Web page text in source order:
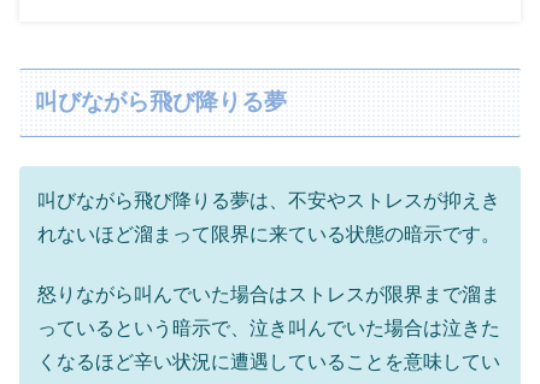
叫びながら飛び降りる夢
叫びながら飛び降りる夢は、不安やストレスが抑えき
れないほど溜まって限界に来ている状態の暗示です。
怒りながら叫んでいた場合はストレスが限界まで溜ま
っているという暗示で、泣き叫んでいた場合は泣きた
くなるほど辛い状況に遭遇していることを意味してい